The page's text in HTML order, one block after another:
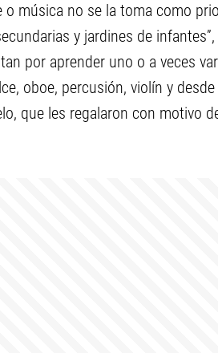
música no se la toma como
y jardines de
por aprender uno o a veces
oboe, percusión, violín y
que les regalaron con motivo